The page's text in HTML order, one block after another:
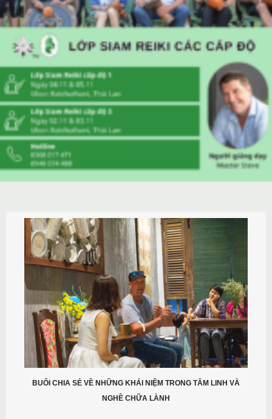
BUỔI CHIA SẺ VỀ NHỮNG KHÁI NIỆM TRONG TÂM LINH VÀ
NGHỀ CHỮA LÀNH